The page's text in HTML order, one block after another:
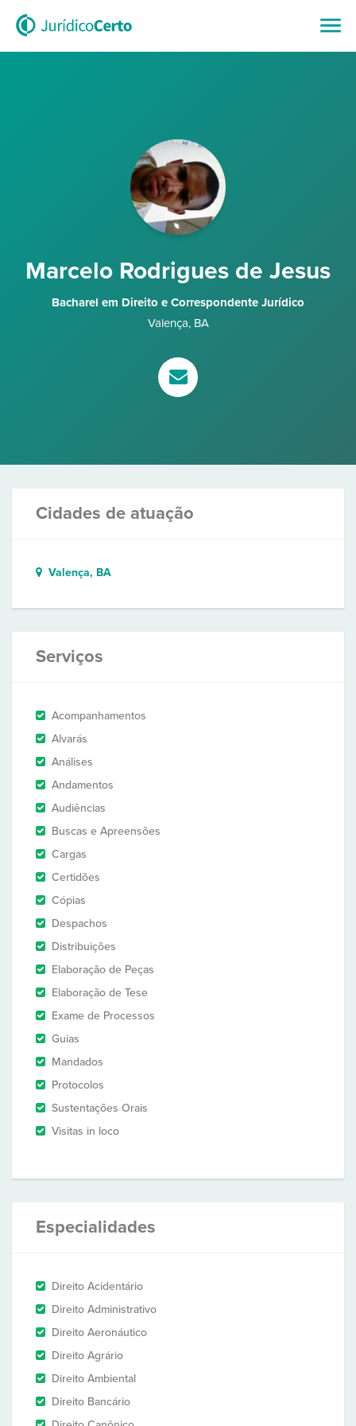
Marcelo Rodrigues de Jesus
Bacharel em Direito e Correspondente Jurídico
Valença, BA
Cidades de atuação
Valença, BA
Serviços
Acompanhamentos
Alvarás
Análises
Andamentos
Audiências
Buscas e Apreensões
Cargas
Certidões
Cópias
Despachos
Distribuições
Elaboração de Peças
Elaboração de Tese
Exame de Processos
Guias
Mandados
Protocolos
Sustentações Orais
Visitas in loco
Especialidades
Direito Acidentário
Direito Administrativo
Direito Aeronáutico
Direito Agrário
Direito Ambiental
Direito Bancário